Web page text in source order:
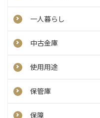
一人暮らし
中古金庫
使用用途
保管庫
保障